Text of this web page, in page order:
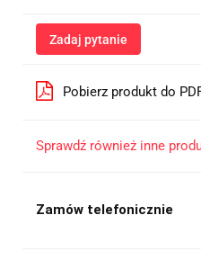
Zadaj pytanie
Pobierz produkt do
Sprawdź również inne
Zamów telefonicznie